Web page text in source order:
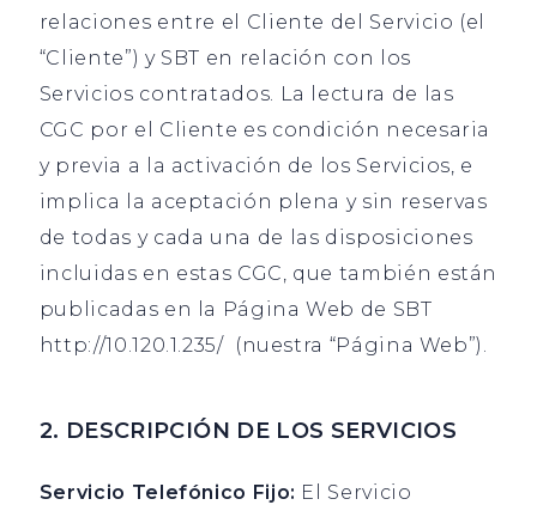
relaciones entre el Cliente del Servicio (el
“Cliente”) y SBT en relación con los
Servicios contratados. La lectura de las
CGC por el Cliente es condición necesaria
y previa a la activación de los Servicios, e
implica la aceptación plena y sin reservas
de todas y cada una de las disposiciones
incluidas en estas CGC, que también están
publicadas en la Página Web de SBT
http://10.120.1.235/ (nuestra “Página Web”).
2. DESCRIPCIÓN DE LOS SERVICIOS
Servicio Telefónico Fijo: El Servicio